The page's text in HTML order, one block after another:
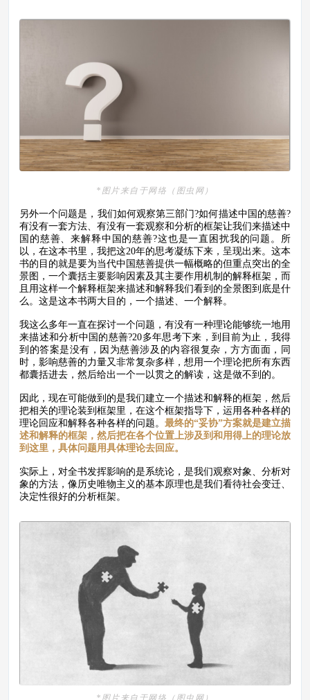
*图片来自于网络（图虫网）
另外一个问题是，我们如何观察第三部门?如何描述中国的慈善?
有没有一套方法、有没有一套观察和分析的框架让我们来描述中
国的慈善、来解释中国的慈善?这也是一直困扰我的问题。所
以，在这本书里，我把这20年的思考凝练下来，呈现出来。这本
书的目的就是要为当代中国慈善提供一幅概略的但重点突出的全
景图，一个囊括主要影响因素及其主要作用机制的解释框架，而
且用这样一个解释框架来描述和解释我们看到的全景图到底是什
么。这是这本书两大目的，一个描述、一个解释。
我这么多年一直在探讨一个问题，有没有一种理论能够统一地用
来描述和分析中国的慈善?20多年思考下来，到目前为止，我得
到的答案是没有，因为慈善涉及的内容很复杂，方方面面，同
时，影响慈善的力量又非常复杂多样，想用一个理论把所有东西
都囊括进去，然后给出一个一以贯之的解读，这是做不到的。
因此，现在可能做到的是我们建立一个描述和解释的框架，然后
把相关的理论装到框架里，在这个框架指导下，运用各种各样的
理论回应和解释各种各样的问题。 最终的“妥协”方案就是建立描
述和解释的框架，然后把在各个位置上涉及到和用得上的理论放
到这里，具体问题用具体理论去回应。
实际上，对全书发挥影响的是系统论，是我们观察对象、分析对
象的方法，像历史唯物主义的基本原理也是我们看待社会变迁、
决定性很好的分析框架。
*图片来自于网络（图虫网）